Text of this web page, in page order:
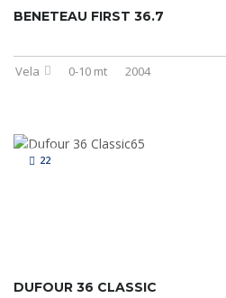
BENETEAU FIRST 36.7
Vela 0-10 mt 2004
22
DUFOUR 36 CLASSIC